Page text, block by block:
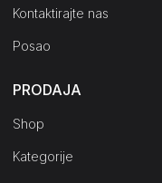
Kontaktirajte nas
Posao
PRODAJA
Shop
Kategorije